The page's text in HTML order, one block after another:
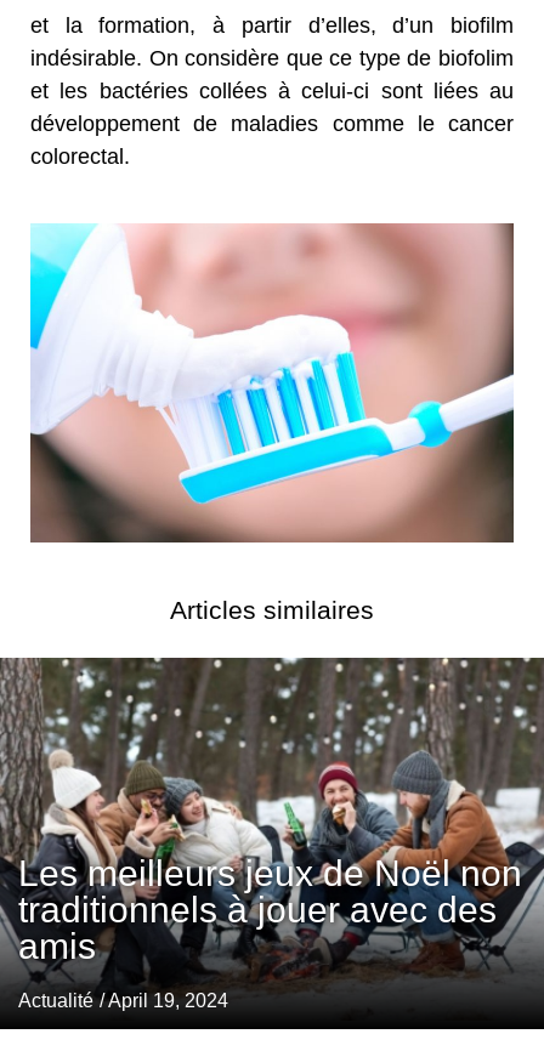
et la formation, à partir d’elles, d’un biofilm
indésirable. On considère que ce type de biofolim
et les bactéries collées à celui-ci sont liées au
développement de maladies comme le cancer
colorectal.
Articles similaires
Les meilleurs jeux de Noël non
traditionnels à jouer avec des
amis
Actualité / April 19, 2024